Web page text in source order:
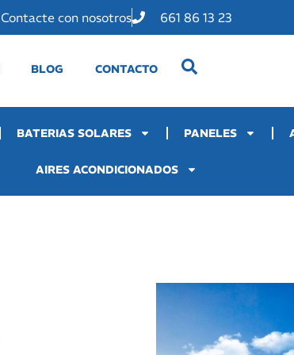
Contacte con nosotros 661 86 13 23
BLOG CONTACTO
BATERIAS SOLARES PANELES
AIRES ACONDICIONADOS